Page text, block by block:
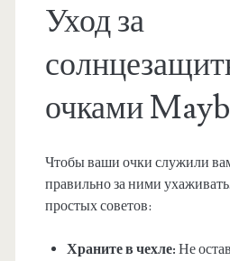
Уход за
очками
Чтобы ваши очки служили
правильно за ними
простых советов:
Храните в чехле: Не